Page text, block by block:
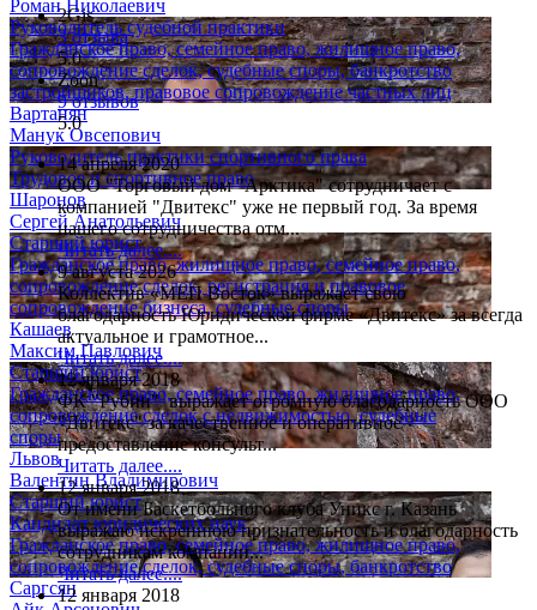
Роман Николаевич
Руководитель судебной практики
Гражданское право, семейное право, жилищное право,
сопровождение сделок, судебные споры, банкротство
застройщиков, правовое сопровождение частных лиц
Вартанян
Манук Овсепович
Руководитель практики спортивного права
Трудовое и спортивное право
Шаронов
Сергей Анатольевич
Старший юрист
Гражданское право, жилищное право, семейное право,
сопровождение сделок, регистрация и правовое
сопровождение бизнеса, судебные споры
Кашаев
Максим Павлович
Старший юрист
Гражданское право, семейное право, жилищное право,
сопровождение сделок с недвижимостью, судебные
споры
Львов
Валентин Владимирович
Старший юрист
Кандидат юридических наук
Гражданское право, семейное право, жилищное право,
сопровождение сделок, судебные споры, банкротство
Саргсян
2Gis
3 отзыва
5.0
Zoon
9 отзывов
5.0
14 апреля 2020
ООО "Торговый дом "Арктика" сотрудничает с
компанией "Двитекс" уже не первый год. За время
нашего сотрудничества отм...
Читать далее....
9 августа 2026
Коллектив «МЕП Восток» выражает свою
благодарность Юридической фирме «Двитекс» за всегда
актуальное и грамотное...
Читать далее....
12 января 2018
ФК "Рубин" выражает огромную благодарность ООО
"Двитекс" за качественное и оперативное
предоставление консульт...
Читать далее....
12 января 2018
От имени Баскетбольного клуба Уникс г. Казань
выражаю искреннюю признательность и благодарность
сотрудникам компании...
Читать далее....
12 января 2018